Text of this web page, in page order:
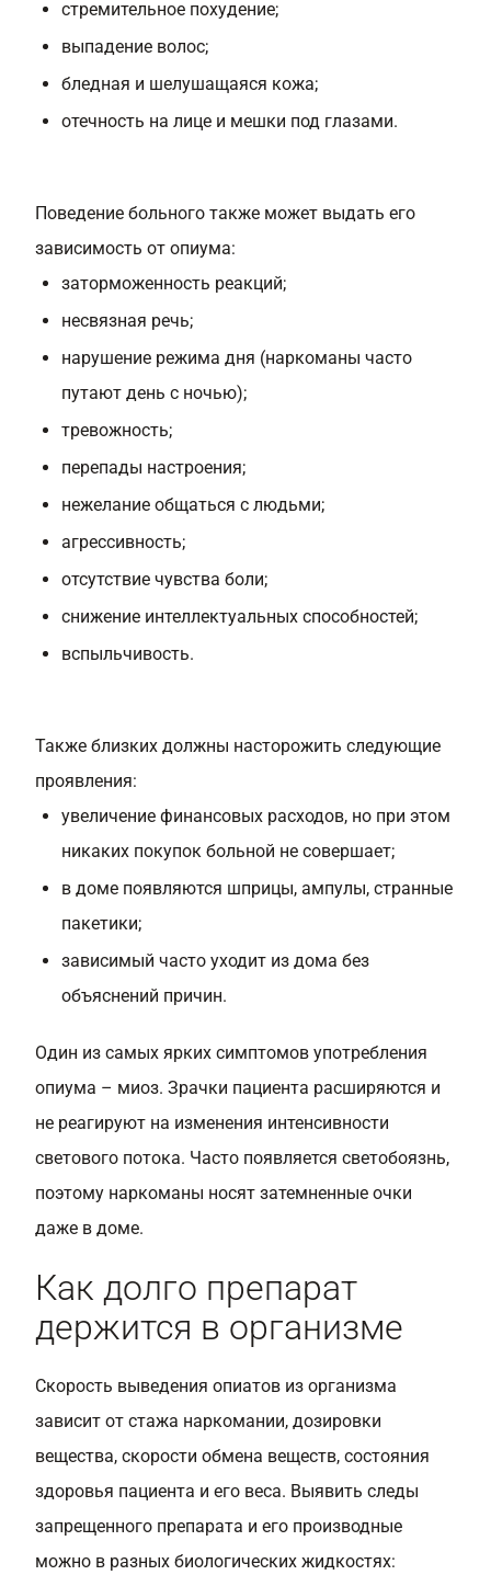
стремительное похудение;
выпадение волос;
бледная и шелушащаяся кожа;
отечность на лице и мешки под глазами.
Поведение больного также может выдать его
зависимость от опиума:
заторможенность реакций;
несвязная речь;
нарушение режима дня (наркоманы часто
путают день с ночью);
тревожность;
перепады настроения;
нежелание общаться с людьми;
агрессивность;
отсутствие чувства боли;
снижение интеллектуальных способностей;
вспыльчивость.
Также близких должны насторожить следующие
проявления:
увеличение финансовых расходов, но при этом
никаких покупок больной не совершает;
в доме появляются шприцы, ампулы, странные
пакетики;
зависимый часто уходит из дома без
объяснений причин.
Один из самых ярких симптомов употребления
опиума – миоз. Зрачки пациента расширяются и
не реагируют на изменения интенсивности
светового потока. Часто появляется светобоязнь,
поэтому наркоманы носят затемненные очки
даже в доме.
Как долго препарат
держится в организме
Скорость выведения опиатов из организма
зависит от стажа наркомании, дозировки
вещества, скорости обмена веществ, состояния
здоровья пациента и его веса. Выявить следы
запрещенного препарата и его производные
можно в разных биологических жидкостях: